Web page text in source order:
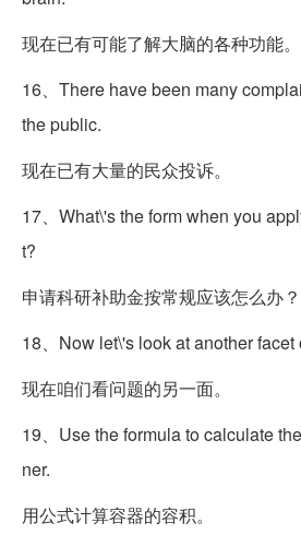
现在已有可能了解大脑的各种功能。
16、There have been many
the public.
现在已有大量的民众投诉。
17、What\'s the form when you
t?
申请科研补助金按常规应该怎么办？
18、Now let\'s look at another facet
现在咱们看问题的另一面。
19、Use the formula to calculate
ner.
用公式计算容器的容积。